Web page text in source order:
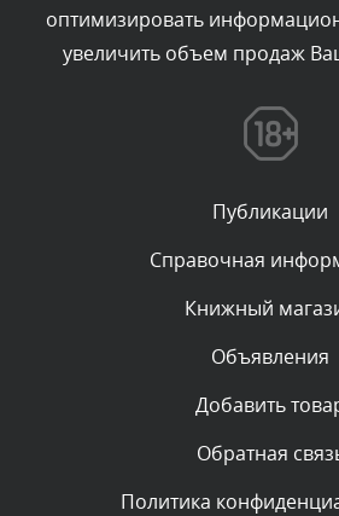
Комментарий проверяется
Текст комментария будет виден
Комментарий проверяется
Текст комментария будет виден
администратором.
Комментарий проверяется
администратором.
Комментарий проверяется
оптимизировать
увеличить объем продаж
Публикации
Справочная
Книжный
Объявления
Добавить
Обратная
Политика